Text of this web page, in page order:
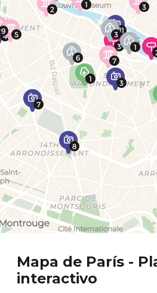
Mapa de París -
interactivo